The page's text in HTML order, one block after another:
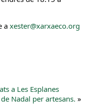
a xester@xarxaeco.org
a Les Esplanes
Nadal per artesans. »